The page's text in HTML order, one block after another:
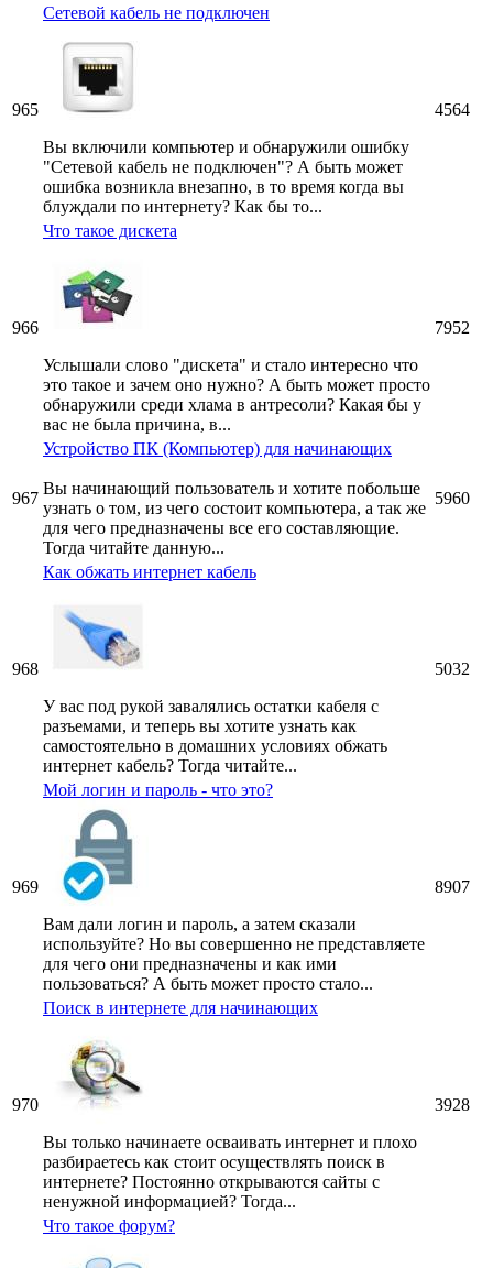
965
Сетевой кабель не подключен
Вы включили компьютер и обнаружили ошибку
"Сетевой кабель не подключен"? А быть может
ошибка возникла внезапно, в то время когда вы
блуждали по интернету? Как бы то...
4564
966
Что такое дискета
Услышали слово "дискета" и стало интересно что
это такое и зачем оно нужно? А быть может просто
обнаружили среди хлама в антресоли? Какая бы у
вас не была причина, в...
7952
967
Устройство ПК (Компьютер) для начинающих
Вы начинающий пользователь и хотите побольше
узнать о том, из чего состоит компьютера, а так же
для чего предназначены все его составляющие.
Тогда читайте данную...
5960
968
Как обжать интернет кабель
У вас под рукой завалялись остатки кабеля с
разъемами, и теперь вы хотите узнать как
самостоятельно в домашних условиях обжать
интернет кабель? Тогда читайте...
5032
969
Мой логин и пароль - что это?
Вам дали логин и пароль, а затем сказали
используйте? Но вы совершенно не представляете
для чего они предназначены и как ими
пользоваться? А быть может просто стало...
8907
970
Поиск в интернете для начинающих
Вы только начинаете осваивать интернет и плохо
разбираетесь как стоит осуществлять поиск в
интернете? Постоянно открываются сайты с
ненужной информацией? Тогда...
3928
Что такое форум?